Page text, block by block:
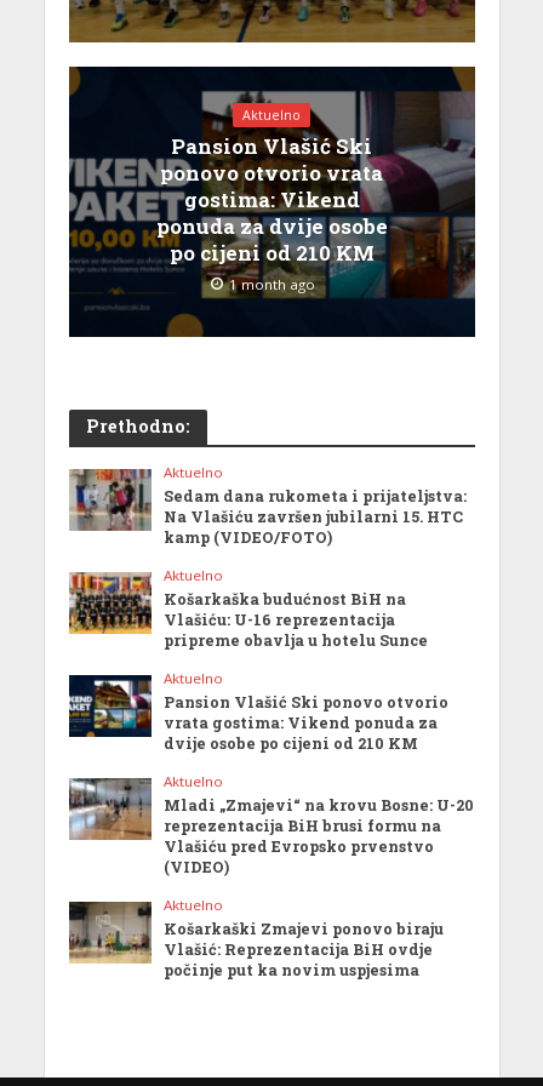
Aktuelno
Pansion Vlašić Ski
ponovo otvorio vrata
gostima: Vikend
ponuda za dvije osobe
po cijeni od 210 KM
1 month ago
Prethodno:
Aktuelno
Sedam dana rukometa i prijateljstva:
Na Vlašiću završen jubilarni 15. HTC
kamp (VIDEO/FOTO)
Aktuelno
Košarkaška budućnost BiH na
Vlašiću: U-16 reprezentacija
pripreme obavlja u hotelu Sunce
Aktuelno
Pansion Vlašić Ski ponovo otvorio
vrata gostima: Vikend ponuda za
dvije osobe po cijeni od 210 KM
Aktuelno
Mladi „Zmajevi“ na krovu Bosne: U-20
reprezentacija BiH brusi formu na
Vlašiću pred Evropsko prvenstvo
(VIDEO)
Aktuelno
Košarkaški Zmajevi ponovo biraju
Vlašić: Reprezentacija BiH ovdje
počinje put ka novim uspjesima